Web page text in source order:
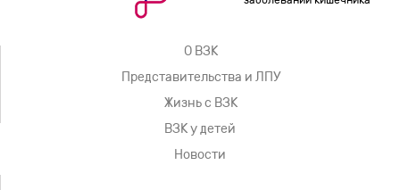
О ВЗК
Представительства и ЛПУ
Жизнь с ВЗК
ВЗК у детей
Новости